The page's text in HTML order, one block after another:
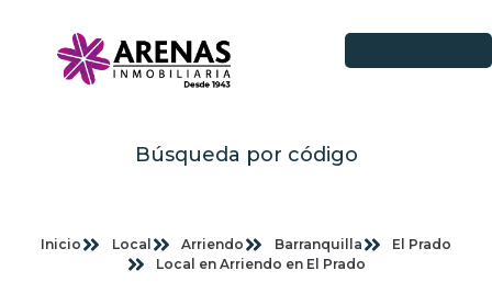
Búsqueda por código
Inicio Local Arriendo Barranquilla
El Prado
Local en Arriendo en El Prado